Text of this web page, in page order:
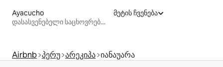
Ayacucho
დასასვენებელი საცხოვრებლები
მეტის ჩვენება
Airbnb პერუ არეკიპა იანაუარა